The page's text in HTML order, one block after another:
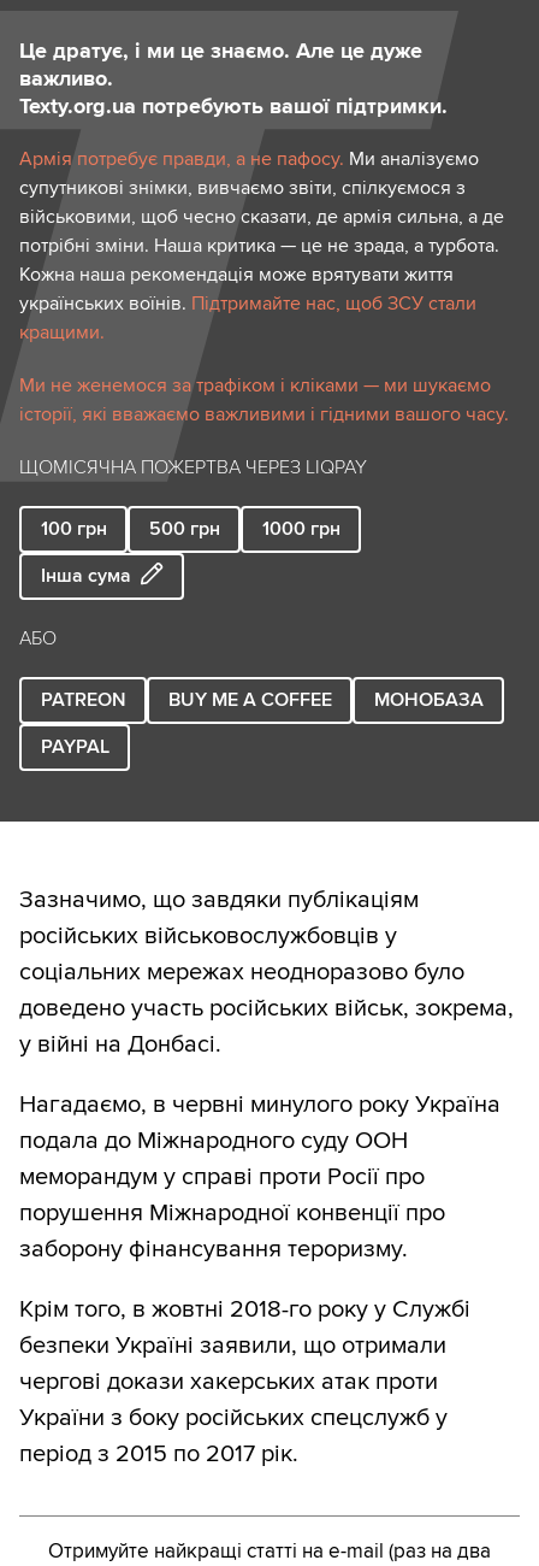
Це дратує, і ми це знаємо. Але це дуже
важливо.
Texty.org.ua потребують вашої підтримки.
Армія потребує правди, а не пафосу. Ми аналізуємо
супутникові знімки, вивчаємо звіти, спілкуємося з
військовими, щоб чесно сказати, де армія сильна, а де
потрібні зміни. Наша критика — це не зрада, а турбота.
Кожна наша рекомендація може врятувати життя
українських воїнів. Підтримайте нас, щоб ЗСУ стали
кращими.
Ми не женемося за трафіком і кліками — ми шукаємо
історії, які вважаємо важливими і гідними вашого часу.
ЩОМІСЯЧНА ПОЖЕРТВА ЧЕРЕЗ LIQPAY
100 грн 500 грн 1000 грн
Інша сума
АБО
PATREON BUY ME A COFFEE
МОНОБАЗА
PAYPAL
Зазначимо, що завдяки публікаціям
російських військовослужбовців у
соціальних мережах неодноразово було
доведено участь російських військ, зокрема,
у війні на Донбасі.
Нагадаємо, в червні минулого року Україна
подала до Міжнародного суду ООН
меморандум у справі проти Росії про
порушення Міжнародної конвенції про
заборону фінансування тероризму.
Крім того, в жовтні 2018-го року у Службі
безпеки Україні заявили, що отримали
чергові докази хакерських атак проти
України з боку російських спецслужб у
період з 2015 по 2017 рік.
Отримуйте найкращі статті на e-mail (раз на два